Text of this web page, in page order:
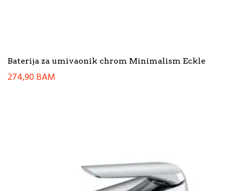
Baterija za umivaonik chrom Minimalism Eckle
274,90BAM